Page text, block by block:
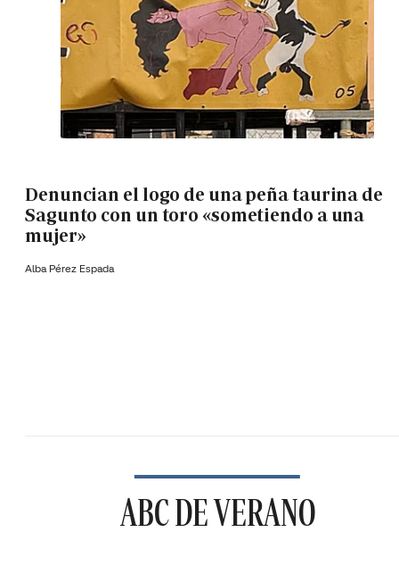
Denuncian el logo de una peña taurina de
Sagunto con un toro «sometiendo a una
mujer»
Alba Pérez Espada
ABC DE VERANO